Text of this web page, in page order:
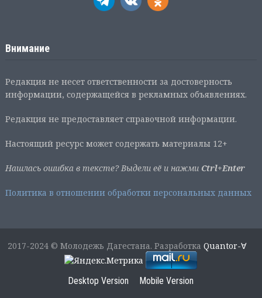
Внимание
Редакция не несет ответственности за достоверность
информации, содержащейся в рекламных объявлениях.
Редакция не предоставляет справочной информации.
Настоящий ресурс может содержать материалы 12+
Нашлась ошибка в тексте? Выдели её и нажми Ctrl+Enter
Политика в отношении обработки персональных данных
2017-2024 © Молодежь Дагестана. РазработкаQuantor-∀
Desktop Version Mobile Version